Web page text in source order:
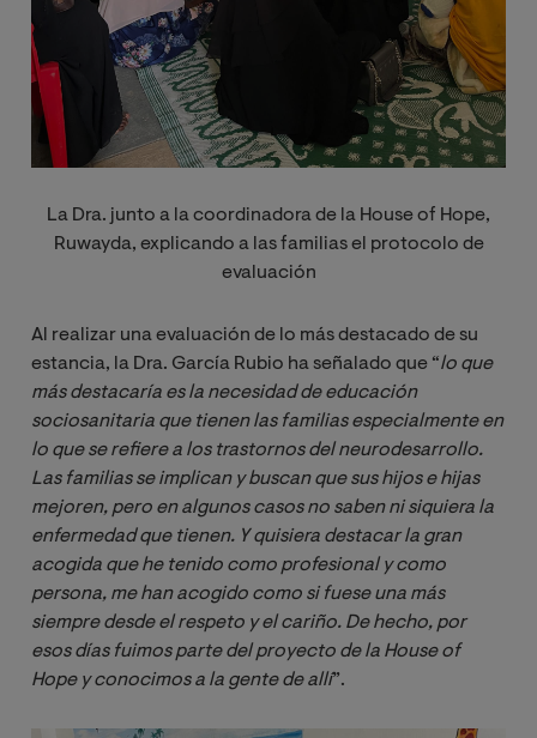
La Dra. junto a la coordinadora de la House of Hope,
Ruwayda, explicando a las familias el protocolo de
evaluación
Al realizar una evaluación de lo más destacado de su
estancia, la Dra. García Rubio ha señalado que “lo que
más destacaría es la necesidad de educación
sociosanitaria que tienen las familias especialmente en
lo que se refiere a los trastornos del neurodesarrollo.
Las familias se implican y buscan que sus hijos e hijas
mejoren, pero en algunos casos no saben ni siquiera la
enfermedad que tienen. Y quisiera destacar la gran
acogida que he tenido como profesional y como
persona, me han acogido como si fuese una más
siempre desde el respeto y el cariño. De hecho, por
esos días fuimos parte del proyecto de la House of
Hope y conocimos a la gente de allí”.